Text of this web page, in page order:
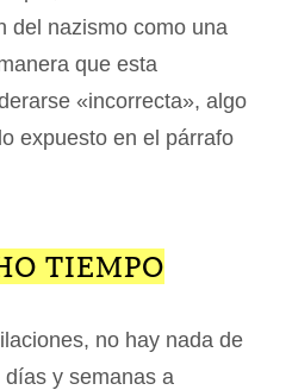
del nazismo como una
que esta
«incorrecta», algo
expuesto en el párrafo
TIEMPO
no hay nada de
y semanas a